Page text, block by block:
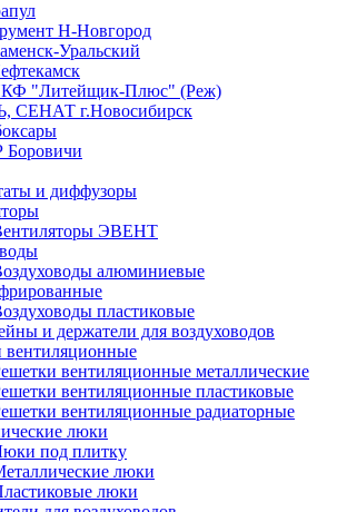
Н-Новгород
Уральский
"Литейщик-Плюс" (Реж)
СЕНАТ г.Новосибирск
и диффузоры
ЭВЕНТ
алюминиевые
пластиковые
и держатели для воздуховодов
вентиляционные
вентиляционные металлические
вентиляционные пластиковые
вентиляционные радиаторные
люки
под плитку
люки
люки